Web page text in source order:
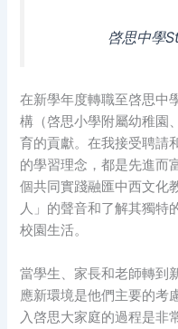
啓思中學
在新學年度轉職至啓思中
構（啓思小學附屬幼稚園
育的貢獻。在我接受聘請
的學習理念，都是先進而
個共同實踐融匯中西文化
人」的聲音和了解其獨特
校園生活。
當學生、家長和老師轉到
應新環境是他們主要的考
入啓思大家庭的過程是非